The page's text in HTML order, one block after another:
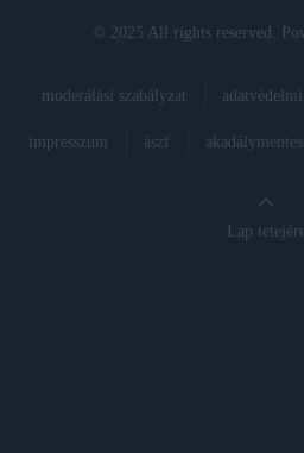
© 2025 All rights reserved.
moderálási szabályzat
impresszum ászf
Lap